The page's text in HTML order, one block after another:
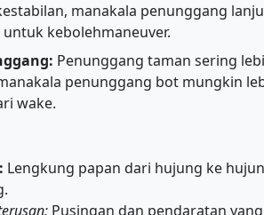
manakala penunggang
kebolehmaneuver.
Penunggang taman sering
penunggang bot mungkin
wake.
Lengkung papan dari hujung ke
Pusingan dan pendaratan